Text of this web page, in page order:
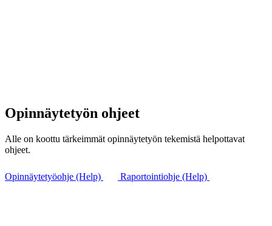
Opinnäytetyön ohjeet
Alle on koottu tärkeimmät opinnäytetyön tekemistä helpottavat
ohjeet.
Opinnäytetyöohje (Help) Raportointiohje (Help)